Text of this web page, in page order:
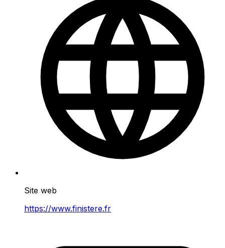
Site web
https://www.finistere.fr